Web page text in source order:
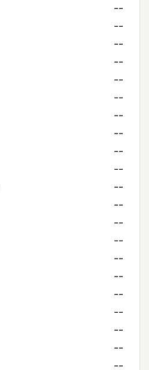
--
--
--
--
--
--
--
--
--
--
--
--
--
--
--
--
--
--
--
--
--